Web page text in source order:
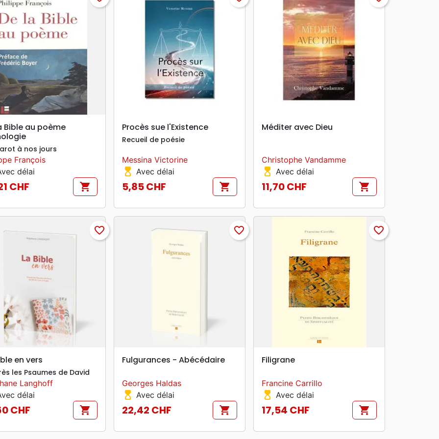
search APERÇU RAPIDE
Bible au poème
à nos jours
François
délai
CHF shopping_cart
search APERÇU RAPIDE
Procès sue l'Existence
Recueil de poésie
Messina Victorine
hourglass_top Avec délai
Prix
5,85 CHF shopping_cart
search APERÇU RAPIDE
Méditer avec Dieu
Christophe Vandamme
hourglass_top Avec délai
Prix
11,70 CHF shopping_cart
search
favorite_border
en vers
les Psaumes de David
Langhoff
délai
CHF shopping_cart
search APERÇU RAPIDE
favorite_border
Fulgurances - Abécédaire
Georges Haldas
hourglass_top Avec délai
Prix
22,42 CHF shopping_cart
search
favorite_border
Filigrane
Francine Carrillo
hourglass_top Avec délai
Prix
17,54 CHF shopping_cart